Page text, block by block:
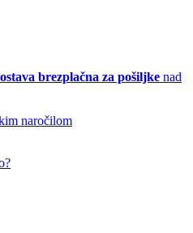
brezplačna za pošiljke nad
naročilom